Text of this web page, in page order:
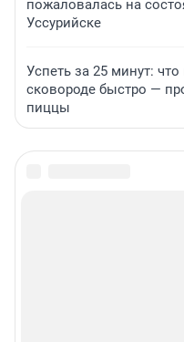
пожаловалась на
Уссурийске
Успеть за 25 минут:
сковороде быстро —
пиццы